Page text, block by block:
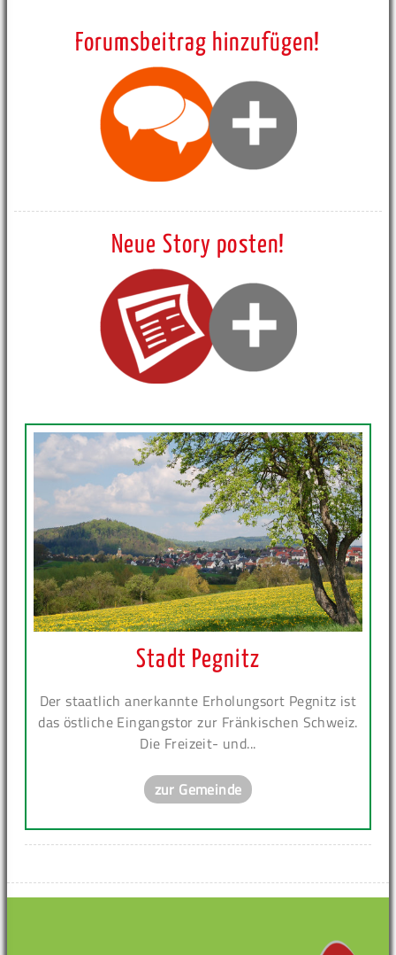
Forumsbeitrag hinzufügen!
Neue Story posten!
Stadt Pegnitz
Der staatlich anerkannte Erholungsort Pegnitz ist
das östliche Eingangstor zur Fränkischen Schweiz.
Die Freizeit- und...
zur Gemeinde